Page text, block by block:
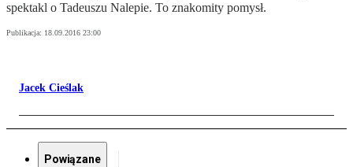
spektakl o Tadeuszu Nalepie. To znakomity pomysł.
Publikacja: 18.09.2016 23:00
Jacek Cieślak
Powiązane